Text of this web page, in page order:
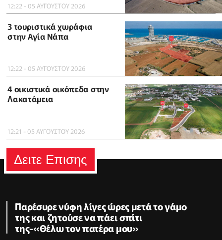
12:22 - 05 ΑΥΓΟΥΣΤΟΥ 2026
3 τουριστικά χωράφια
στην Αγία Νάπα
12:22 - 05 ΑΥΓΟΥΣΤΟΥ 2026
4 οικιστικά οικόπεδα στην
Λακατάμεια
12:21 - 05 ΑΥΓΟΥΣΤΟΥ 2026
Δειτε Επισης
Παρέσυρε νύφη λίγες ώρες μετά το γάμο
της και ζητούσε να πάει σπίτι
της-«Θέλω τον πατέρα μου»